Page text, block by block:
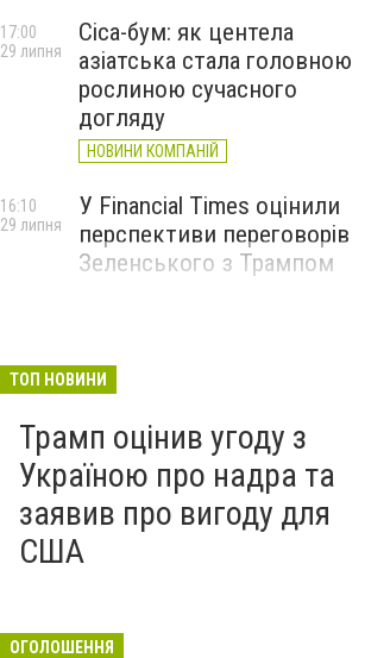
Cica-бум: як центела
азіатська стала головною
рослиною сучасного
догляду
НОВИНИ КОМПАНІЙ
17:00
29 липня
У Financial Times оцінили
перспективи переговорів
Зеленського з Трампом
16:10
29 липня
ТОП НОВИНИ
Трамп оцінив угоду з
Україною про надра та
заявив про вигоду для
США
ОГОЛОШЕННЯ